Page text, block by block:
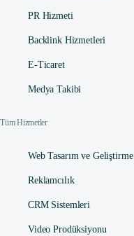
PR Hizmeti
Backlink Hizmetleri
E-Ticaret
Medya Takibi
Tüm Hizmetler
Web Tasarım ve Geliştirme
Reklamcılık
CRM Sistemleri
Video Prodüksiyonu